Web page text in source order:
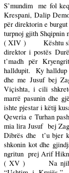
S’mundim
me fol
Krespani, Dalip
për direktorin e
turpnoj gjith Shqipnin
( XIV )
Kështu
direktor i postës
t’madh për
halldupit.
Ky
dhe me Jusuf bej
Viçishta, i cili
marrë pasunin dhe
ishte pjestar i këtij
Qeveria e Turhan
mia lira Jusuf bej
Dibrës dhe
t’u bjer
shkonin kot dhe
ngritun prej Arif
( XV )
Na